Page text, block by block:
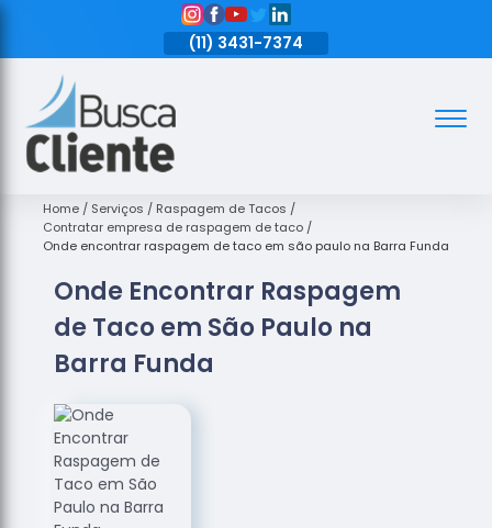
(11) 3431-7374
Assoalhos
de Madeira
Decks de
Empresas
de
Assoalhos
de Madeira
Loja de
Assoalhos
Raspagem
de
Assoalhos
Home Serviços
Raspagem de Tacos
Contratar empresa de raspagem de taco
Onde encontrar raspagem de taco em são paulo na Barra Funda
Onde Encontrar Raspagem
de Taco em São Paulo na
Barra Funda